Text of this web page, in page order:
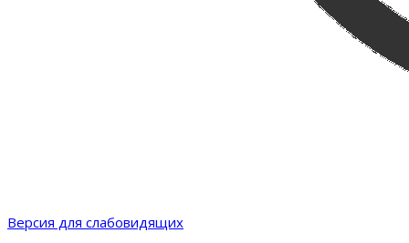
Версия для слабовидящих